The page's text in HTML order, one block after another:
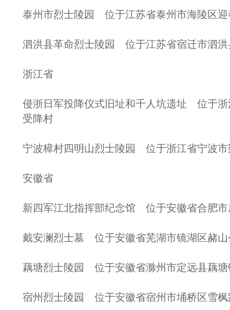
泰州市烈士陵园 位于江苏省泰州市海陵区迎
泗洪县革命烈士陵园 位于江苏省宿迁市泗洪
浙江省
侵浙日军投降仪式旧址和千人坑遗址 位于
受降村
宁波樟村四明山烈士陵园 位于浙江省宁波
安徽省
新四军江北指挥部纪念馆 位于安徽省合肥
戴安澜烈士墓 位于安徽省芜湖市镜湖区赭山
藕塘烈士陵园 位于安徽省滁州市定远县藕塘
宿州烈士陵园 位于安徽省宿州市埇桥区雪枫